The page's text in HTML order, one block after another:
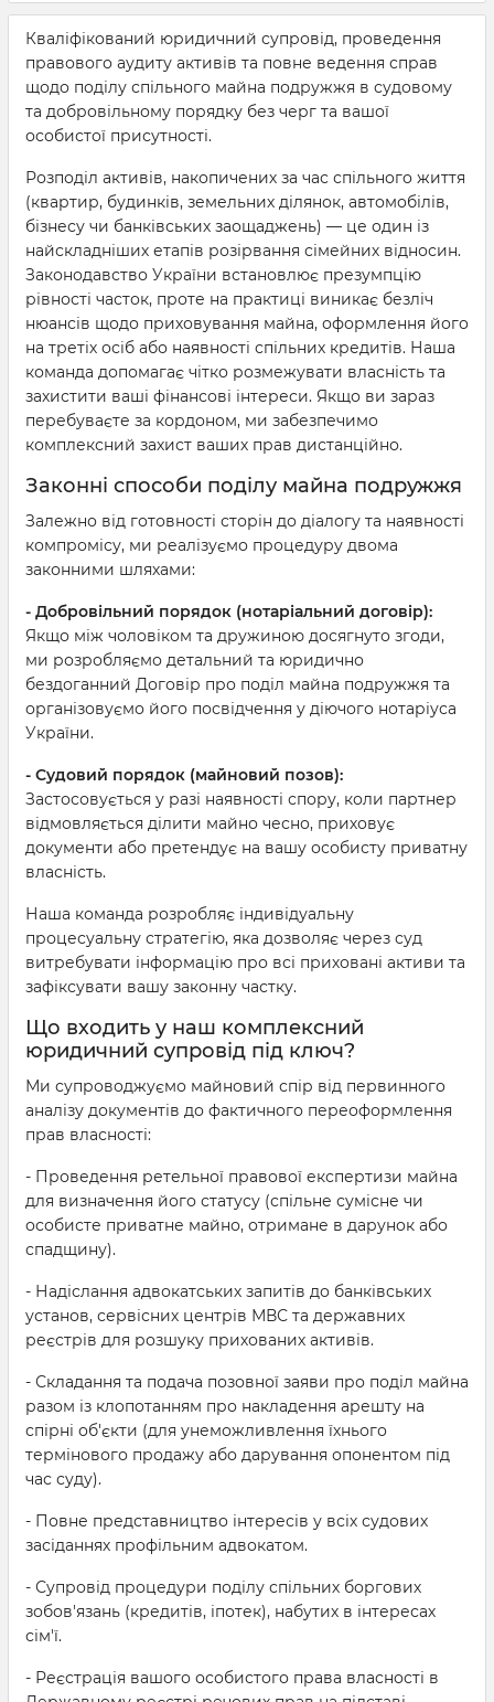
Кваліфікований юридичний супровід, проведення
правового аудиту активів та повне ведення справ
щодо поділу спільного майна подружжя в судовому
та добровільному порядку без черг та вашої
особистої присутності.
Розподіл активів, накопичених за час спільного життя
(квартир, будинків, земельних ділянок, автомобілів,
бізнесу чи банківських заощаджень) — це один із
найскладніших етапів розірвання сімейних відносин.
Законодавство України встановлює презумпцію
рівності часток, проте на практиці виникає безліч
нюансів щодо приховування майна, оформлення його
на третіх осіб або наявності спільних кредитів. Наша
команда допомагає чітко розмежувати власність та
захистити ваші фінансові інтереси. Якщо ви зараз
перебуваєте за кордоном, ми забезпечимо
комплексний захист ваших прав дистанційно.
Законні способи поділу майна подружжя
Залежно від готовності сторін до діалогу та наявності
компромісу, ми реалізуємо процедуру двома
законними шляхами:
- Добровільний порядок (нотаріальний договір):
Якщо між чоловіком та дружиною досягнуто згоди,
ми розробляємо детальний та юридично
бездоганний Договір про поділ майна подружжя та
організовуємо його посвідчення у діючого нотаріуса
України.
- Судовий порядок (майновий позов):
Застосовується у разі наявності спору, коли партнер
відмовляється ділити майно чесно, приховує
документи або претендує на вашу особисту приватну
власність.
Наша команда розробляє індивідуальну
процесуальну стратегію, яка дозволяє через суд
витребувати інформацію про всі приховані активи та
зафіксувати вашу законну частку.
Що входить у наш комплексний
юридичний супровід під ключ?
Ми супроводжуємо майновий спір від первинного
аналізу документів до фактичного переоформлення
прав власності:
- Проведення ретельної правової експертизи майна
для визначення його статусу (спільне сумісне чи
особисте приватне майно, отримане в дарунок або
спадщину).
- Надіслання адвокатських запитів до банківських
установ, сервісних центрів МВС та державних
реєстрів для розшуку прихованих активів.
- Складання та подача позовної заяви про поділ майна
разом із клопотанням про накладення арешту на
спірні об'єкти (для унеможливлення їхнього
термінового продажу або дарування опонентом під
час суду).
- Повне представництво інтересів у всіх судових
засіданнях профільним адвокатом.
- Супровід процедури поділу спільних боргових
зобов'язань (кредитів, іпотек), набутих в інтересах
сім'ї.
- Реєстрація вашого особистого права власності в